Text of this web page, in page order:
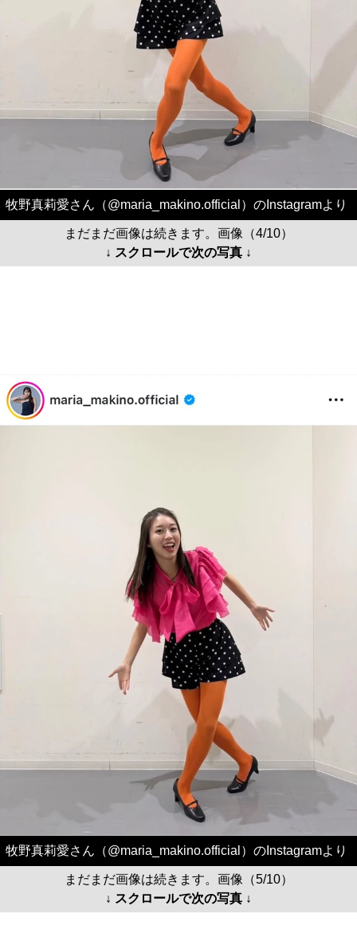
牧野真莉愛さん（@maria_makino.official）のInstagramより
まだまだ画像は続きます。画像（4/10）
↓ スクロールで次の写真 ↓
牧野真莉愛さん（@maria_makino.official）のInstagramより
まだまだ画像は続きます。画像（5/10）
↓ スクロールで次の写真 ↓